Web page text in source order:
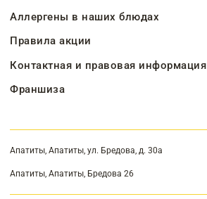
Аллергены в наших блюдах
Правила акции
Контактная и правовая информация
Франшиза
Апатиты, Апатиты, ул. Бредова, д. 30а
Апатиты, Апатиты, Бредова 26